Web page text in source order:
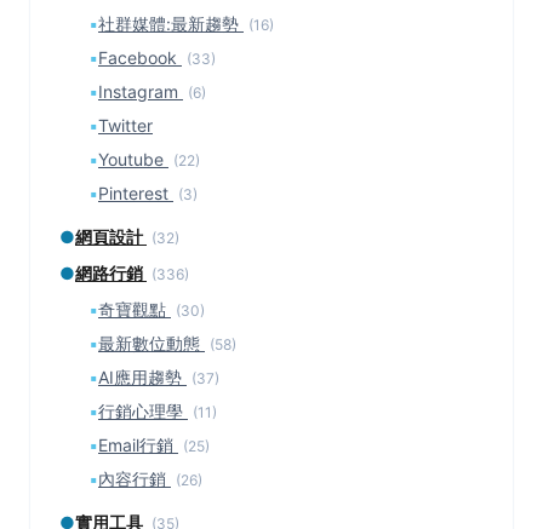
▪社群媒體:最新趨勢 (16)
▪Facebook (33)
▪Instagram (6)
▪Twitter
▪Youtube (22)
▪Pinterest (3)
●網頁設計 (32)
●網路行銷 (336)
▪奇寶觀點 (30)
▪最新數位動態 (58)
▪AI應用趨勢 (37)
▪行銷心理學 (11)
▪Email行銷 (25)
▪內容行銷 (26)
●實用工具 (35)